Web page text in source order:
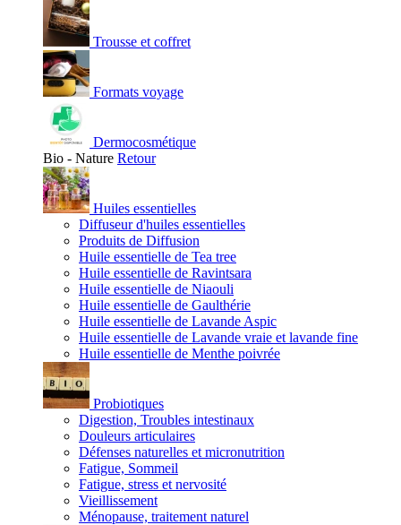
Trousse et coffret
Formats voyage
Dermocosmétique
Bio - Nature Retour
Huiles essentielles
Diffuseur d'huiles essentielles
Produits de Diffusion
Huile essentielle de Tea tree
Huile essentielle de Ravintsara
Huile essentielle de Niaouli
Huile essentielle de Gaulthérie
Huile essentielle de Lavande Aspic
Huile essentielle de Lavande vraie et lavande fine
Huile essentielle de Menthe poivrée
Probiotiques
Digestion, Troubles intestinaux
Douleurs articulaires
Défenses naturelles et micronutrition
Fatigue, Sommeil
Fatigue, stress et nervosité
Vieillissement
Ménopause, traitement naturel